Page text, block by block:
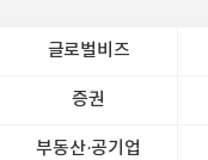
글로벌비즈
증권
부동산·공기업